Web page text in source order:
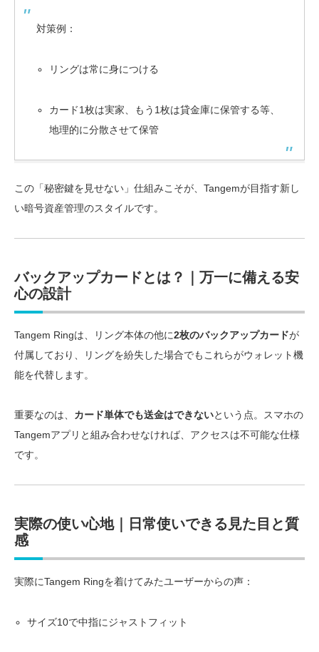
対策例：
リングは常に身につける
カード1枚は実家、もう1枚は貸金庫に保管する等、
地理的に分散させて保管
この「秘密鍵を見せない」仕組みこそが、Tangemが目指す新し
い暗号資産管理のスタイルです。
バックアップカードとは？｜万一に備える安
心の設計
Tangem Ringは、リング本体の他に2枚のバックアップカードが
付属しており、リングを紛失した場合でもこれらがウォレット機
能を代替します。
重要なのは、 カード単体でも送金はできないという点。スマホの
Tangemアプリと組み合わせなければ、アクセスは不可能な仕様
です。
実際の使い心地｜日常使いできる見た目と質
感
実際にTangem Ringを着けてみたユーザーからの声：
サイズ10で中指にジャストフィット